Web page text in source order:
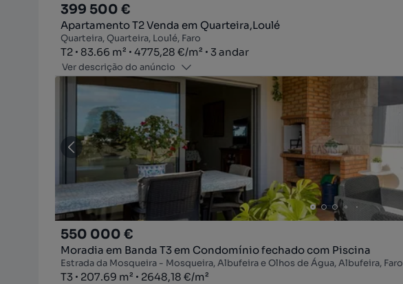
399 500 €
Apartamento T2 Venda em Quarteira,Loulé
Quarteira, Quarteira, Loulé, Faro
Tipologia
T2
Zona83.66 m²
Preço por metro quadrado
4775,28 €/m²
Andar 3 andar
Ver descrição do anúncio
550 000 €
Moradia em Banda T3 em Condomínio fechado com Piscina
Estrada da Mosqueira - Mosqueira, Albufeira e Olhos de Água, Albufeira, Faro
Tipologia
T3
Zona207.69 m²
Preço por metro quadrado
2648,18 €/m²